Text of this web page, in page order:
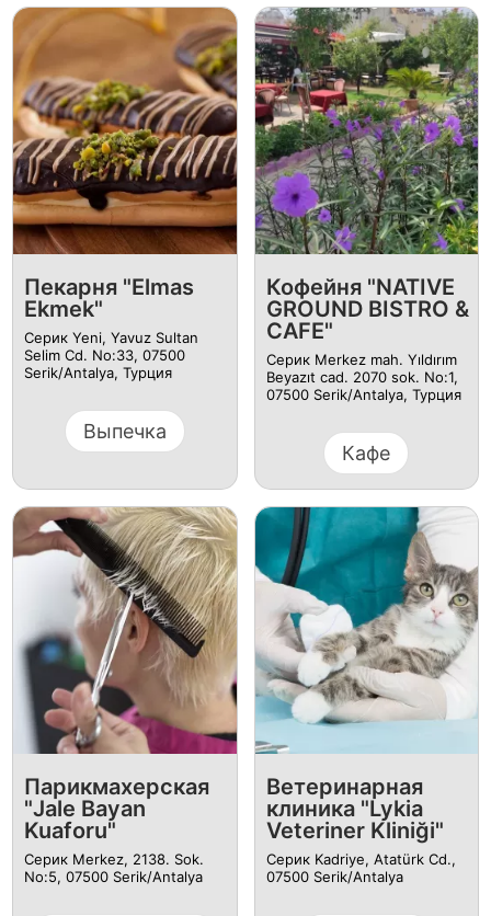
Пекарня "Elmas
Ekmek"
Серик Yeni, Yavuz Sultan
Selim Cd. No:33, 07500
Serik/Antalya, Турция
Выпечка
Кофейня "NATIVE
GROUND BISTRO &
CAFE"
Серик Merkez mah. Yıldırım
Beyazıt cad. 2070 sok. No:1,
07500 Serik/Antalya, Турция
Кафе
Парикмахерская
"Jale Bayan
Kuaforu"
Серик Merkez, 2138. Sok.
No:5, 07500 Serik/Antalya
Ветеринарная
клиника "Lykia
Veteriner Kliniği"
Серик Kadriye, Atatürk Cd.,
07500 Serik/Antalya